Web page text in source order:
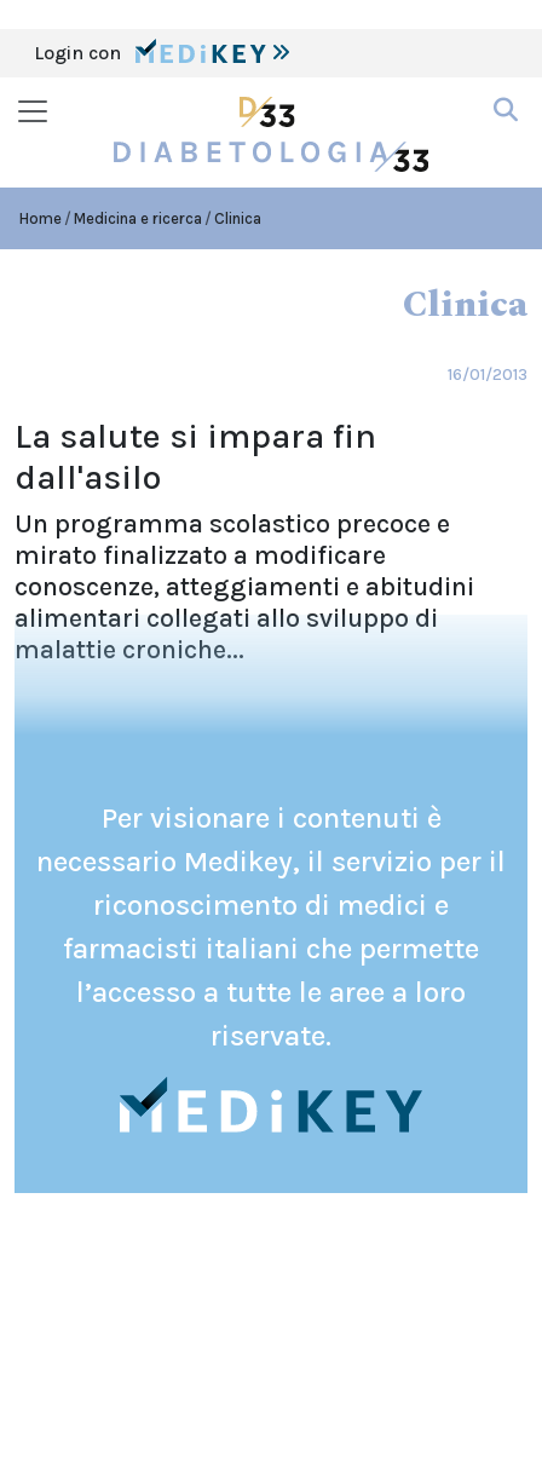
Login con
Home Medicina e ricerca Clinica
Clinica
16/01/2013
La salute si impara fin
dall'asilo
Un programma scolastico precoce e
mirato finalizzato a modificare
conoscenze, atteggiamenti e abitudini
alimentari collegati allo sviluppo di
malattie croniche...
Per visionare i contenuti è
necessario Medikey, il servizio per il
riconoscimento di medici e
farmacisti italiani che permette
l’accesso a tutte le aree a loro
riservate.